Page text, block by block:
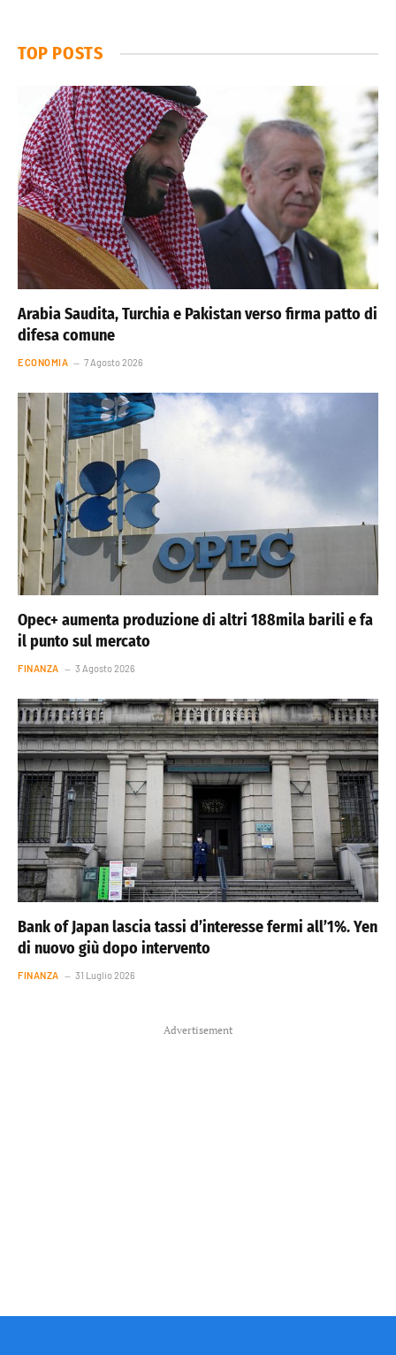
TOP POSTS
Arabia Saudita, Turchia e Pakistan verso firma patto di
difesa comune
ECONOMIA 7 Agosto 2026
Opec+ aumenta produzione di altri 188mila barili e fa
il punto sul mercato
FINANZA 3 Agosto 2026
Bank of Japan lascia tassi d’interesse fermi all’1%. Yen
di nuovo giù dopo intervento
FINANZA 31 Luglio 2026
Advertisement